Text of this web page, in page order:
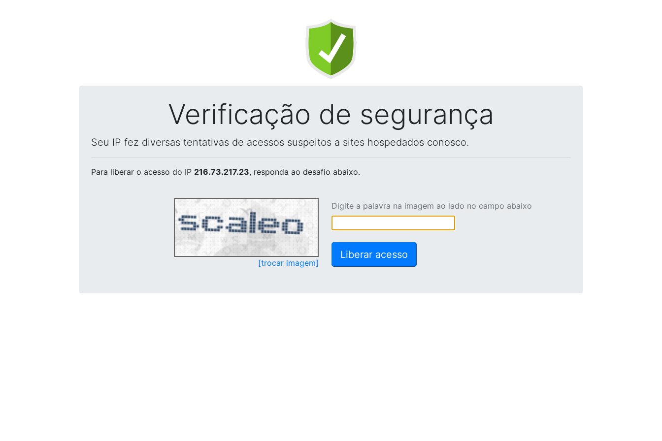
Verificação de segurança
Seu IP fez diversas tentativas de acessos suspeitos a sites hospedados conosco.
Para liberar o acesso do IP 216.73.217.23, responda ao desafio abaixo.
[trocar imagem]
Digite a palavra na imagem ao lado no campo abaixo